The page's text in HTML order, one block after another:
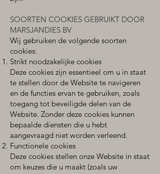
SOORTEN COOKIES GEBRUIKT DOOR
MARSJANDIES BV
Wij gebruiken de volgende soorten
cookies:
Strikt noodzakelijke cookies
Deze cookies zijn essentieel om u in staat
te stellen door de Website te navigeren
en de functies ervan te gebruiken, zoals
toegang tot beveiligde delen van de
Website. Zonder deze cookies kunnen
bepaalde diensten die u hebt
aangevraagd niet worden verleend.
Functionele cookies
Deze cookies stellen onze Website in staat
om keuzes die u maakt (zoals uw